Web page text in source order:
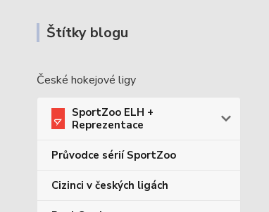
Štítky blogu
České hokejové ligy
SportZoo ELH +
Reprezentace
Průvodce sérií SportZoo
Cizinci v českých ligách